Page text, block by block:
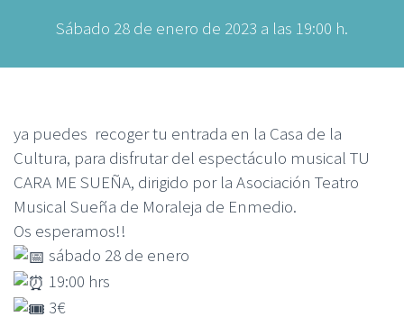
Sábado 28 de enero de 2023 a las 19:00 h.
ya puedes recoger tu entrada en la Casa de la
Cultura, para disfrutar del espectáculo musical TU
CARA ME SUEÑA, dirigido por la Asociación Teatro
Musical Sueña de Moraleja de Enmedio.
Os esperamos!!
sábado 28 de enero
19:00 hrs
3€